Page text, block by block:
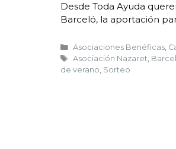
Desde Toda Ayuda
Barceló, la aportación
Asociaciones Benéficas,
Asociación Nazaret
de verano Sorteo